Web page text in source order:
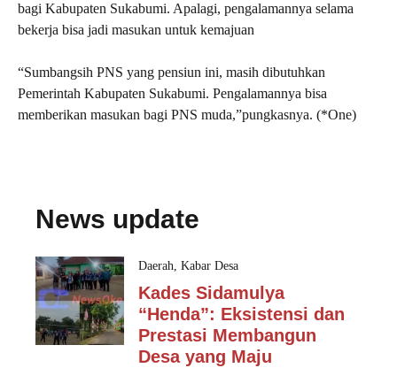
bagi Kabupaten Sukabumi. Apalagi, pengalamannya selama
bekerja bisa jadi masukan untuk kemajuan
“Sumbangsih PNS yang pensiun ini, masih dibutuhkan
Pemerintah Kabupaten Sukabumi. Pengalamannya bisa
memberikan masukan bagi PNS muda,”pungkasnya. (*One)
News update
Daerah, Kabar Desa
Kades Sidamulya
“Henda”: Eksistensi dan
Prestasi Membangun
Desa yang Maju